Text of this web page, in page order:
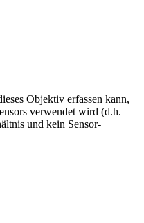
Objektiv erfassen kann,
verwendet wird (d.h.
und kein Sensor-